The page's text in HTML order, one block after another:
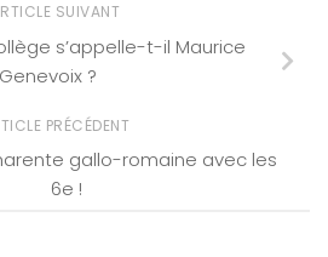
SUIVANT
s’appelle-t-il Maurice
Genevoix ?
PRÉCÉDENT
gallo-romaine avec les
6e !